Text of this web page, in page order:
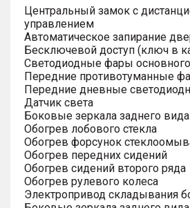
Центральный замок с
управлением
Автоматическое запирание
Бесключевой доступ (ключ в
Светодиодные фары
Передние противотуманные
Передние дневные
Датчик света
Боковые зеркала заднего
Обогрев лобового стекла
Обогрев форсунок
Обогрев передних сидений
Обогрев сидений второго ряда
Обогрев рулевого колеса
Электропривод складывания